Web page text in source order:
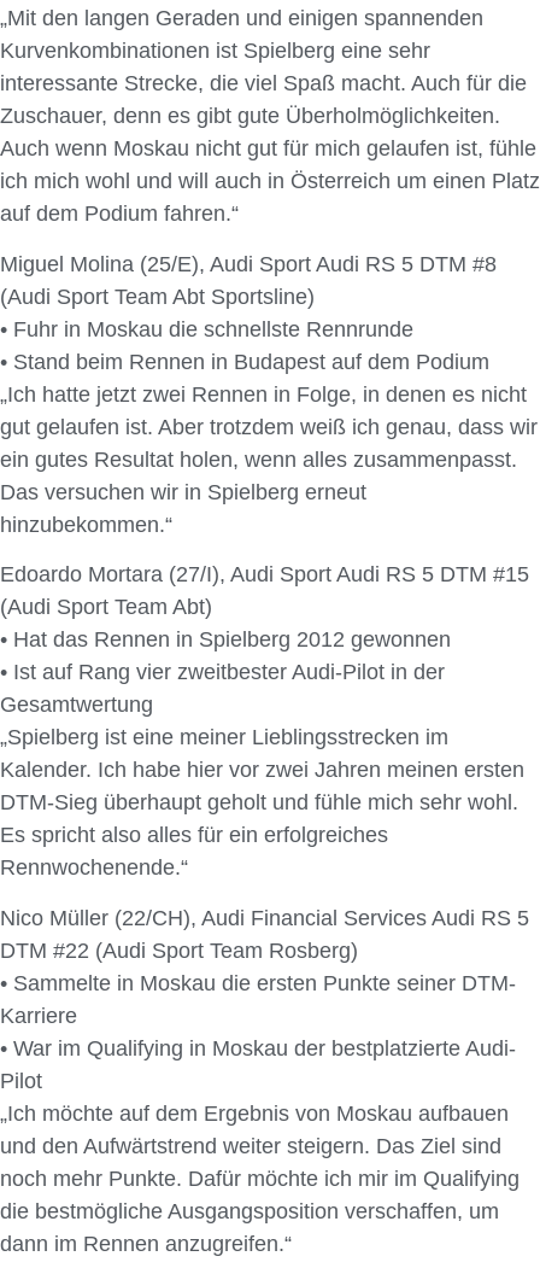
„Mit den langen Geraden und einigen spannenden
Kurvenkombinationen ist Spielberg eine sehr
interessante Strecke, die viel Spaß macht. Auch für die
Zuschauer, denn es gibt gute Überholmöglichkeiten.
Auch wenn Moskau nicht gut für mich gelaufen ist, fühle
ich mich wohl und will auch in Österreich um einen Platz
auf dem Podium fahren.“
Miguel Molina (25/E), Audi Sport Audi RS 5 DTM #8
(Audi Sport Team Abt Sportsline)
• Fuhr in Moskau die schnellste Rennrunde
• Stand beim Rennen in Budapest auf dem Podium
„Ich hatte jetzt zwei Rennen in Folge, in denen es nicht
gut gelaufen ist. Aber trotzdem weiß ich genau, dass wir
ein gutes Resultat holen, wenn alles zusammenpasst.
Das versuchen wir in Spielberg erneut
hinzubekommen.“
Edoardo Mortara (27/I), Audi Sport Audi RS 5 DTM #15
(Audi Sport Team Abt)
• Hat das Rennen in Spielberg 2012 gewonnen
• Ist auf Rang vier zweitbester Audi-Pilot in der
Gesamtwertung
„Spielberg ist eine meiner Lieblingsstrecken im
Kalender. Ich habe hier vor zwei Jahren meinen ersten
DTM-Sieg überhaupt geholt und fühle mich sehr wohl.
Es spricht also alles für ein erfolgreiches
Rennwochenende.“
Nico Müller (22/CH), Audi Financial Services Audi RS 5
DTM #22 (Audi Sport Team Rosberg)
• Sammelte in Moskau die ersten Punkte seiner DTM-
Karriere
• War im Qualifying in Moskau der bestplatzierte Audi-
Pilot
„Ich möchte auf dem Ergebnis von Moskau aufbauen
und den Aufwärtstrend weiter steigern. Das Ziel sind
noch mehr Punkte. Dafür möchte ich mir im Qualifying
die bestmögliche Ausgangsposition verschaffen, um
dann im Rennen anzugreifen.“